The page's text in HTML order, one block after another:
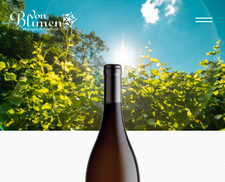
CHI SIAMO
TERRITORIO
NEWS
CONTATTI